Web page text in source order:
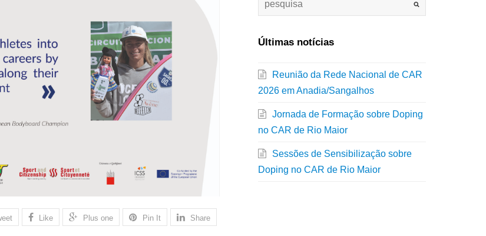
Like Plus one Pin It Share
Últimas notícias
Reunião da Rede Nacional de CAR
2026 em Anadia/Sangalhos
Jornada de Formação sobre Doping
no CAR de Rio Maior
Sessões de Sensibilização sobre
Doping no CAR de Rio Maior